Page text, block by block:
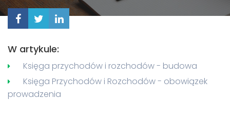
W artykule:
Księga przychodów i rozchodów - budowa
Księga Przychodów i Rozchodów - obowiązek
prowadzenia